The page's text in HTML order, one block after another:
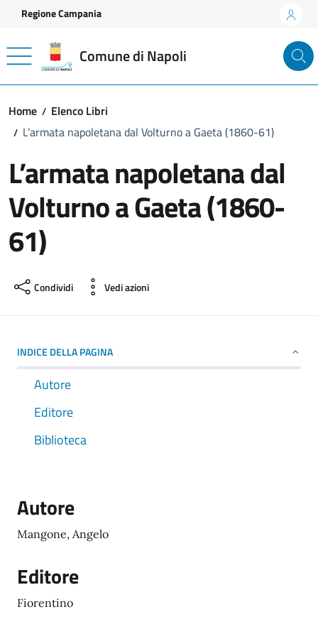
Vai ai contenuti
Vai al footer
Regione Campania
Comune di Napoli
Home
Elenco Libri
L’armata napoletana dal Volturno a Gaeta (1860-61)
L’armata napoletana dal
Volturno a Gaeta (1860-
61)
Condividi Vedi azioni
INDICE DELLA PAGINA
Autore
Editore
Biblioteca
Autore
Mangone, Angelo
Editore
Fiorentino